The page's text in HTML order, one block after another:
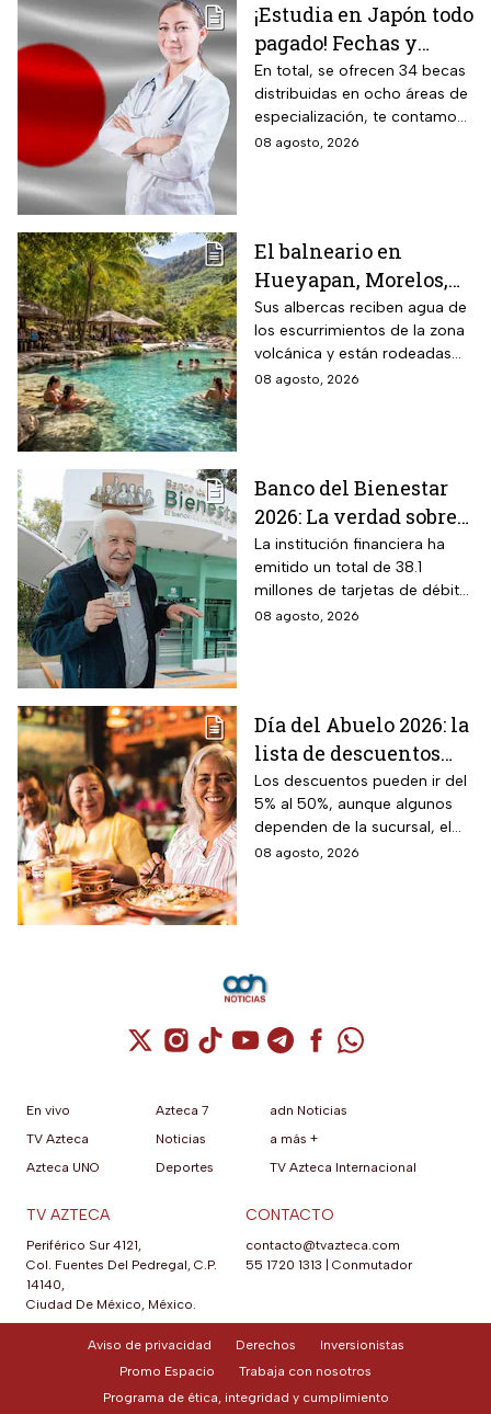
¡Estudia en Japón todo
pagado! Fechas y
requisitos de la
convocatoria para
becas de estancias en
2026
En total, se ofrecen 34 becas
distribuidas en ocho áreas de
especialización, te contamos
todos los detalles.
08 agosto, 2026
El balneario en
Hueyapan, Morelos,
que combina albercas
cristalinas con la
naturaleza del volcán
Popocatépetl y cuesta
Sus albercas reciben agua de
los escurrimientos de la zona
volcánica y están rodeadas
de vegetación, áreas verdes y
08 agosto, 2026
Banco del Bienestar
2026: La verdad sobre
entrar a Buró de
Crédito por tenerla
La institución financiera ha
emitido un total de 38.1
millones de tarjetas de débito
para la dispersión de los
08 agosto, 2026
Día del Abuelo 2026: la
lista de descuentos
con tu credencial
INAPAM en
restaurantes,
transporte y tiendas
Los descuentos pueden ir del
5% al 50%, aunque algunos
dependen de la sucursal, el
servicio y los lugares
08 agosto, 2026
Cuenta de X / Twitter (se abre en una
Cuenta de Instagram (se abre en una
Cuenta de TikTok (se abre en
Cuenta de YouTube (se abre
Cuenta de Telegram (se
Cuenta de
Cuenta de
En vivo
TV Azteca
Azteca UNO
Azteca 7
Noticias
Deportes
adn Noticias
a más +
TV Azteca Internacional
TV AZTECA
Periférico Sur 4121,
Col. Fuentes Del Pedregal, C.P.
14140,
Ciudad De México, México.
CONTACTO
contacto@tvazteca.com
55 1720 1313
Conmutador
Aviso de privacidad Derechos
Inversionistas
Promo Espacio
Trabaja con nosotros
Programa de ética, integridad y cumplimiento